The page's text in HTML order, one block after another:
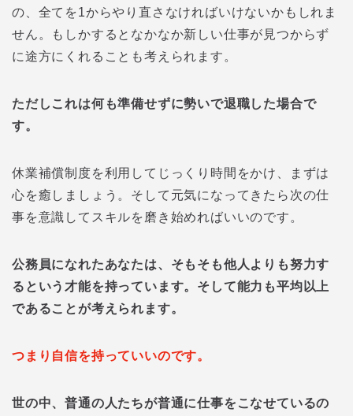
の、全てを1からやり直さなければいけないかもしれま
せん。もしかするとなかなか新しい仕事が見つからず
に途方にくれることも考えられます。
ただしこれは何も準備せずに勢いで退職した場合で
す。
休業補償制度を利用してじっくり時間をかけ、まずは
心を癒しましょう。そして元気になってきたら次の仕
事を意識してスキルを磨き始めればいいのです。
公務員になれたあなたは、そもそも他人よりも努力す
るという才能を持っています。そして能力も平均以上
であることが考えられます。
つまり自信を持っていいのです。
世の中、普通の人たちが普通に仕事をこなせているの